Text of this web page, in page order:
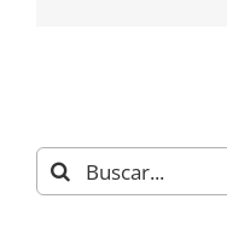
Buscar: